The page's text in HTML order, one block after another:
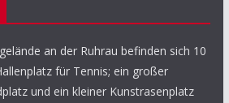
an der Ruhrau befinden sich 10
für Tennis; ein großer
und ein kleiner Kunstrasenplatz